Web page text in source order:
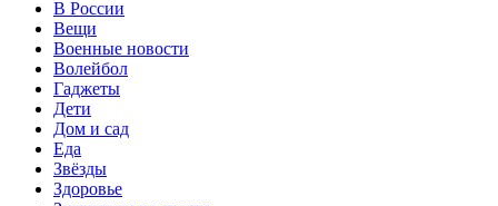
В России
Вещи
Военные новости
Волейбол
Гаджеты
Дети
Дом и сад
Еда
Звёзды
Здоровье